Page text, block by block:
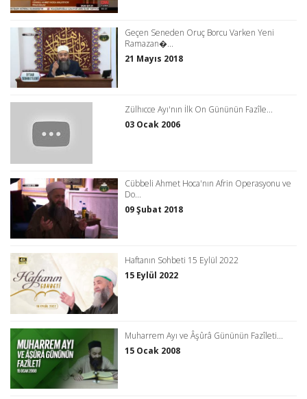
Geçen Seneden Oruç Borcu Varken Yeni
Ramazan�...
21 Mayıs 2018
Zülhıcce Ayı'nın İlk On Gününün Fazîle...
03 Ocak 2006
Cübbeli Ahmet Hoca'nın Afrin Operasyonu ve
Do...
09 Şubat 2018
Haftanın Sohbeti 15 Eylül 2022
15 Eylül 2022
Muharrem Ayı ve Âşûrâ Gününün Fazîleti...
15 Ocak 2008